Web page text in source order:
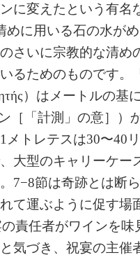
に変えたという有名
めに用いる石の水がめ
さいに宗教的な清め
るためのものです。
）はメートルの基
［「計測」の意］）
メトレテスは30〜40
大型のキャリーケー
7−8節は奇跡とは断
て運ぶように促す場
責任者がワインを味
と気づき、祝宴の主催